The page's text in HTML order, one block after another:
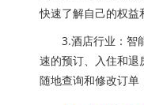
快速了解自己的权益
3.酒店行业：智能
速的预订、入住和退
随地查询和修改订单